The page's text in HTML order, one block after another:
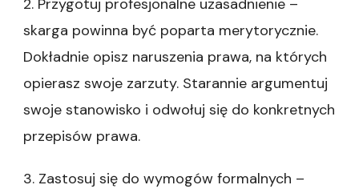
2. Przygotuj profesjonalne uzasadnienie –
skarga powinna być poparta merytorycznie.
Dokładnie opisz naruszenia prawa, na których
opierasz swoje zarzuty. Starannie argumentuj
swoje stanowisko i odwołuj się do konkretnych
przepisów prawa.
3. Zastosuj się do wymogów formalnych –